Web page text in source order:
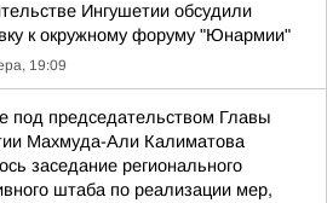
Ингушетии обсудили
к окружному форуму "Юнармии"
19:09
под председательством Главы
Махмуда-Али Калиматова
заседание регионального
штаба по реализации мер,